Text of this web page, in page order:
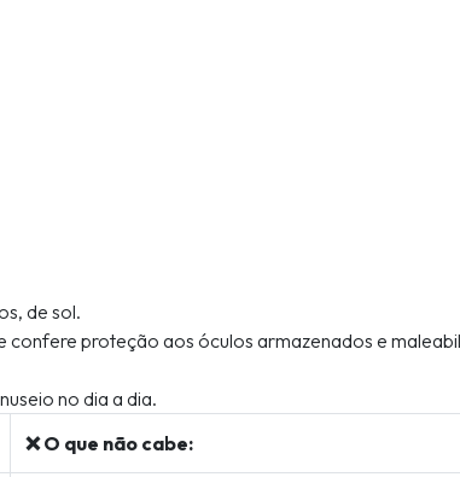
de sol.
confere proteção aos óculos armazenados e
no dia a dia.
❌ O que não cabe: